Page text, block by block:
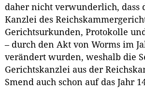
daher nicht verwunderlich, dass
Kanzlei des
Gerichtsurkunden, Protokolle
– durch den Akt von Worms im
verändert wurden, weshalb die
Gerichtskanzlei aus der
Smend auch schon auf das Jahr